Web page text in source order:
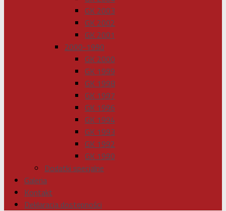
GK 2003
GK 2002
GK 2001
2000-1990
GK 2000
GK 1999
GK 1998
GK 1997
GK 1996
GK 1994
GK 1993
GK 1992
GK 1990
Dodatki specjalne
Galeria
Kontakt
Deklaracja dostępności